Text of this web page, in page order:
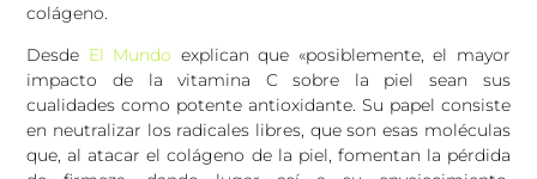
colágeno.
Desde El Mundo explican que «posiblemente, el mayor
impacto de la vitamina C sobre la piel sean sus
cualidades como potente antioxidante. Su papel consiste
en neutralizar los radicales libres, que son esas moléculas
que, al atacar el colágeno de la piel, fomentan la pérdida